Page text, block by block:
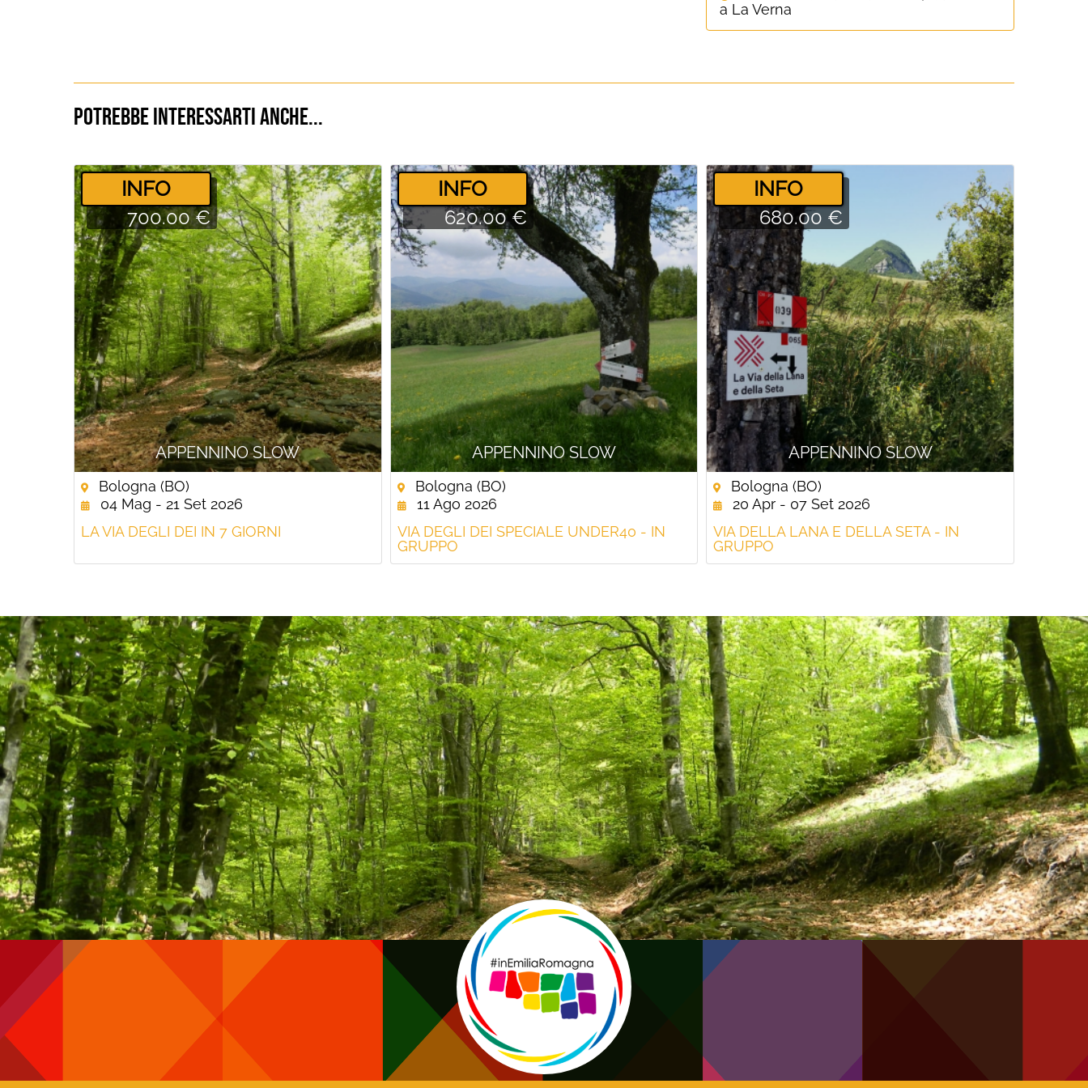
a La Verna
Potrebbe interessarti anche...
APPENNINO SLOW
­INFO
700.00 €
Bologna (BO)
04 Mag - 21 Set 2026
LA VIA DEGLI DEI IN 7 GIORNI
APPENNINO SLOW
­INFO
620.00 €
Bologna (BO)
11 Ago 2026
VIA DEGLI DEI SPECIALE UNDER40 - IN
GRUPPO
APPENNINO SLOW
­INFO
680.00 €
Bologna (BO)
20 Apr - 07 Set 2026
VIA DELLA LANA E DELLA SETA - IN
GRUPPO